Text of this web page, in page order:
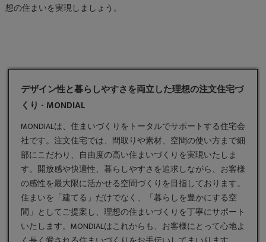
想の住まいを実現しましょう。
デザイン性と暮らしやすさを両立した理想の注文住宅づ
くり - MONDIAL
MONDIALは、住まいづくりをトータルでサポートする住宅会
社です。 注文住宅では、間取りや素材、空間の使い方まで細
部にこだわり、自由度の高い住まいづくりを実現いたしま
す。開放感や快適性、暮らしやすさを追求しながら、お客様
の感性を最大限に活かせる空間づくりを目指しております。
住まいを「建てる」だけでなく、「暮らしを豊かにする空
間」としてご提案し、理想の住まいづくりを丁寧にサポート
いたします。MONDIALはこれからも、お客様にとって心地よ